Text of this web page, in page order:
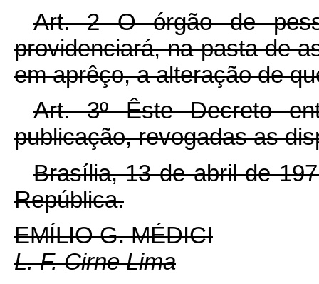
Art. 2 O órgão de
providenciará, na pasta de
em aprêço, a alteração de
Art. 3º Êste Decreto
publicação, revogadas as
Brasília, 13 de abril de
República.
EMÍLIO G. MÉDICI
L. F. Cirne Lima